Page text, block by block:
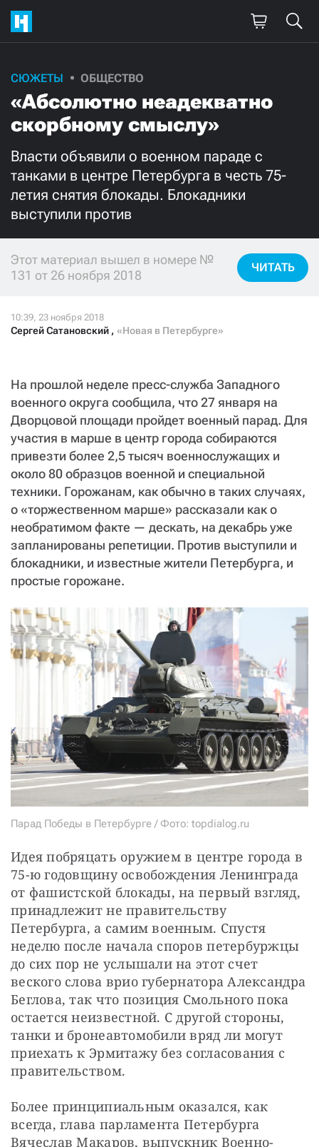
СЮЖЕТЫ ОБЩЕСТВО
«Абсолютно неадекватно
скорбному смыслу»
Власти объявили о военном параде с
танками в центре Петербурга в честь 75-
летия снятия блокады. Блокадники
выступили против
Этот материал вышел в номере №
131 от 26 ноября 2018
ЧИТАТЬ
Сергей Сатановский , «Новая в Петербурге»
На прошлой неделе пресс-служба Западного
военного округа сообщила, что 27 января на
Дворцовой площади пройдет военный парад. Для
участия в марше в центр города собираются
привезти более 2,5 тысяч военнослужащих и
около 80 образцов военной и специальной
техники. Горожанам, как обычно в таких случаях,
о «торжественном марше» рассказали как о
необратимом факте — дескать, на декабрь уже
запланированы репетиции. Против выступили и
блокадники, и известные жители Петербурга, и
простые горожане.
Парад Победы в Петербурге / Фото: topdialog.ru
Идея побряцать оружием в центре города в
75-ю годовщину освобождения Ленинграда
от фашистской блокады, на первый взгляд,
принадлежит не правительству
Петербурга, а самим военным. Спустя
неделю после начала споров петербуржцы
до сих пор не услышали на этот счет
веского слова врио губернатора Александра
Беглова, так что позиция Смольного пока
остается неизвестной. С другой стороны,
танки и бронеавтомобили вряд ли могут
приехать к Эрмитажу без согласования с
правительством.
Более принципиальным оказался, как
всегда, глава парламента Петербурга
Вячеслав Макаров, выпускник Военно-
Поддержите
нашу работу!
Ежемесячно
3000 1000
500
СТАТЬ СОУЧАСТНИКОМ
звоните:
+7 (929) 612-03-68